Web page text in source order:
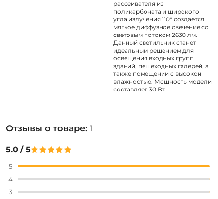
рассеивателя из
поликарбоната и широкого
угла излучения 110° создается
мягкое диффузное свечение со
световым потоком 2630 лм.
Данный светильник станет
идеальным решением для
освещения входных групп
зданий, пешеходных галерей, а
также помещений с высокой
влажностью. Мощность модели
составляет 30 Вт.
Отзывы о товаре: 1
5.0 / 5
5
4
3